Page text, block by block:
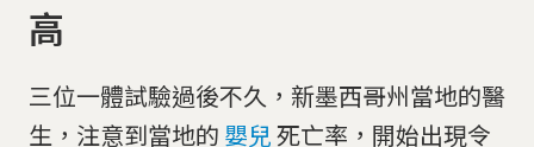
高
三位一體試驗過後不久，新墨西哥州當地的醫
生，注意到當地的 嬰兒死亡率，開始出現令